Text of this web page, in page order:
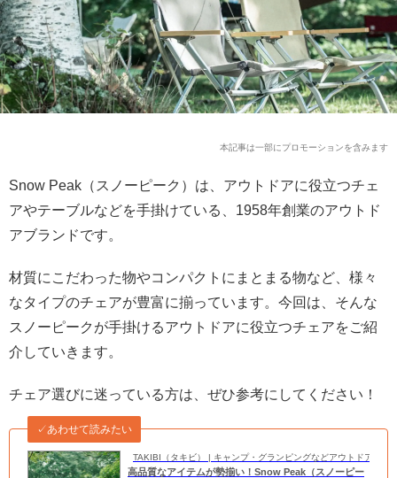
本記事は一部にプロモーションを含みます
Snow Peak（スノーピーク）は、アウトドアに役立つチェ
アやテーブルなどを手掛けている、1958年創業のアウトド
アブランドです。
材質にこだわった物やコンパクトにまとまる物など、様々
なタイプのチェアが豊富に揃っています。今回は、そんな
スノーピークが手掛けるアウトドアに役立つチェアをご紹
介していきます。
チェア選びに迷っている方は、ぜひ参考にしてください！
TAKIBI（タキビ） | キャンプ・グランピングなどアウトドアの総
✓あわせて読みたい
高品質なアイテムが勢揃い！Snow Peak（スノーピー